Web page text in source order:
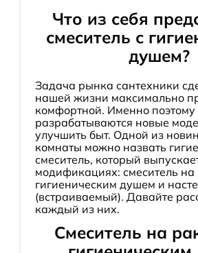
Что из себя
смеситель с
душем?
Задача рынка сантехники
нашей жизни максимально
комфортной. Именно поэтому
разрабатываются новые
улучшить быт. Одной из
комнаты можно назвать
смеситель, который
модификациях: смеситель на
гигиеническим душем и
(встраиваемый). Давайте
каждый из них.
Смеситель на